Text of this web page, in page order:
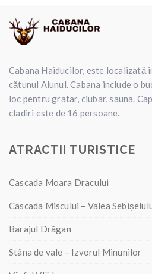
Cabana Haiducilor, este localizată
cătunul Alunul. Cabana include o
loc pentru gratar, ciubar, sauna.
cladiri este de 16 persoane.
ATRACTII TURISTICE
Cascada Moara Dracului
Cascada Miscului – Valea
Barajul Drăgan
Stâna de vale – Izvorul Minunilor